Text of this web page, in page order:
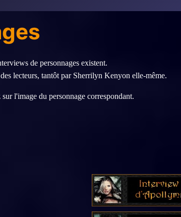
de personnages existent.
lecteurs, tantôt par Sherrilyn Kenyon elle-même.
l'image du personnage correspondant.